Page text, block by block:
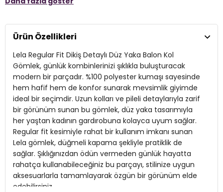
Giyim Tarzı:Günlük/Casual
Mevsim:Mevsimlik
Materyal: %100 Polyester
Yaka Tipi:Düz Yaka
Kapama Şekli:Düğmeli
Kol Tipi:Uzun Kol
Kumaş Tipi: Belirtilmemiş
Ürün Özellikleri
Lela Regular Fit Dikiş Detaylı Düz Yaka Balon Kol
Gömlek, günlük kombinlerinizi şıklıkla buluşturacak
modern bir parçadır. %100 polyester kumaşı sayesinde
hem hafif hem de konfor sunarak mevsimlik giyimde
ideal bir seçimdir. Uzun kolları ve pileli detaylarıyla zarif
bir görünüm sunan bu gömlek, düz yaka tasarımıyla
her yaştan kadının gardırobuna kolayca uyum sağlar.
Regular fit kesimiyle rahat bir kullanım imkanı sunan
Lela gömlek, düğmeli kapama şekliyle pratiklik de
sağlar. Şıklığınızdan ödün vermeden günlük hayatta
rahatça kullanabileceğiniz bu parçayı, stilinize uygun
aksesuarlarla tamamlayarak özgün bir görünüm elde
edebilirsiniz.